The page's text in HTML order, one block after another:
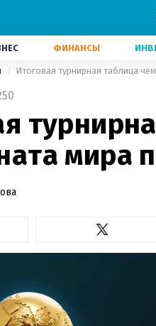
ФИНАНСЫ
Итоговая турнирная таблица
мира